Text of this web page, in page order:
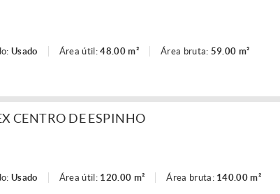
Usado Área útil:48.00 m² Área bruta: 59.00 m²
CENTRO DE ESPINHO
Usado Área útil: 120.00 m² Área bruta: 140.00 m²